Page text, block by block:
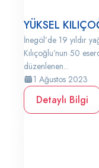
YÜKSEL
İnegöl’de 19 yıldır
Kılıçoğlu’nun 50
düzenlenen...
1 Ağustos 2023
Detaylı Bilgi